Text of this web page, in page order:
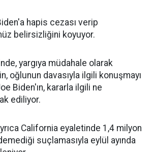
hapis cezası verip
belirsizliğini koyuyor.
yargıya müdahale olarak
oğlunun davasıyla ilgili konuşmayı
Biden'ın, kararla ilgili ne
ediliyor.
California eyaletinde 1,4 milyon
suçlamasıyla eylül ayında